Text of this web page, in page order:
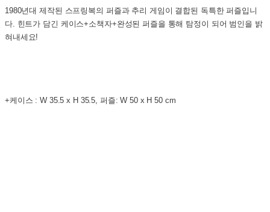
1980년대 제작된 스프링복의 퍼즐과 추리 게임이 결합된 독특한 퍼즐입니
다. 힌트가 담긴 케이스+소책자+완성된 퍼즐을 통해 탐정이 되어 범인을 밝
혀내세요!
+케이스 : W 35.5 x H 35.5, 퍼즐: W 50 x H 50 cm